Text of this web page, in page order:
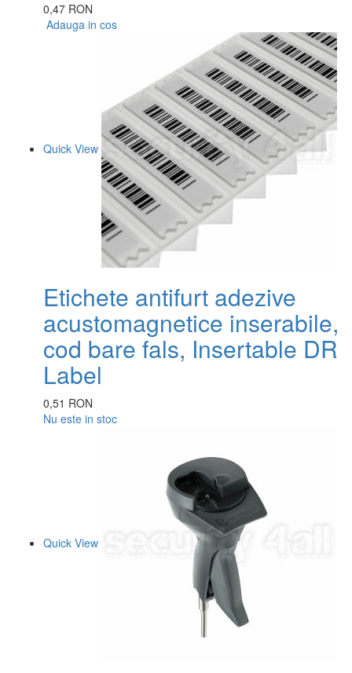
0,47 RON
Adauga in cos
Quick View
Etichete antifurt adezive
acustomagnetice inserabile,
cod bare fals, Insertable DR
Label
0,51 RON
Nu este in stoc
Quick View